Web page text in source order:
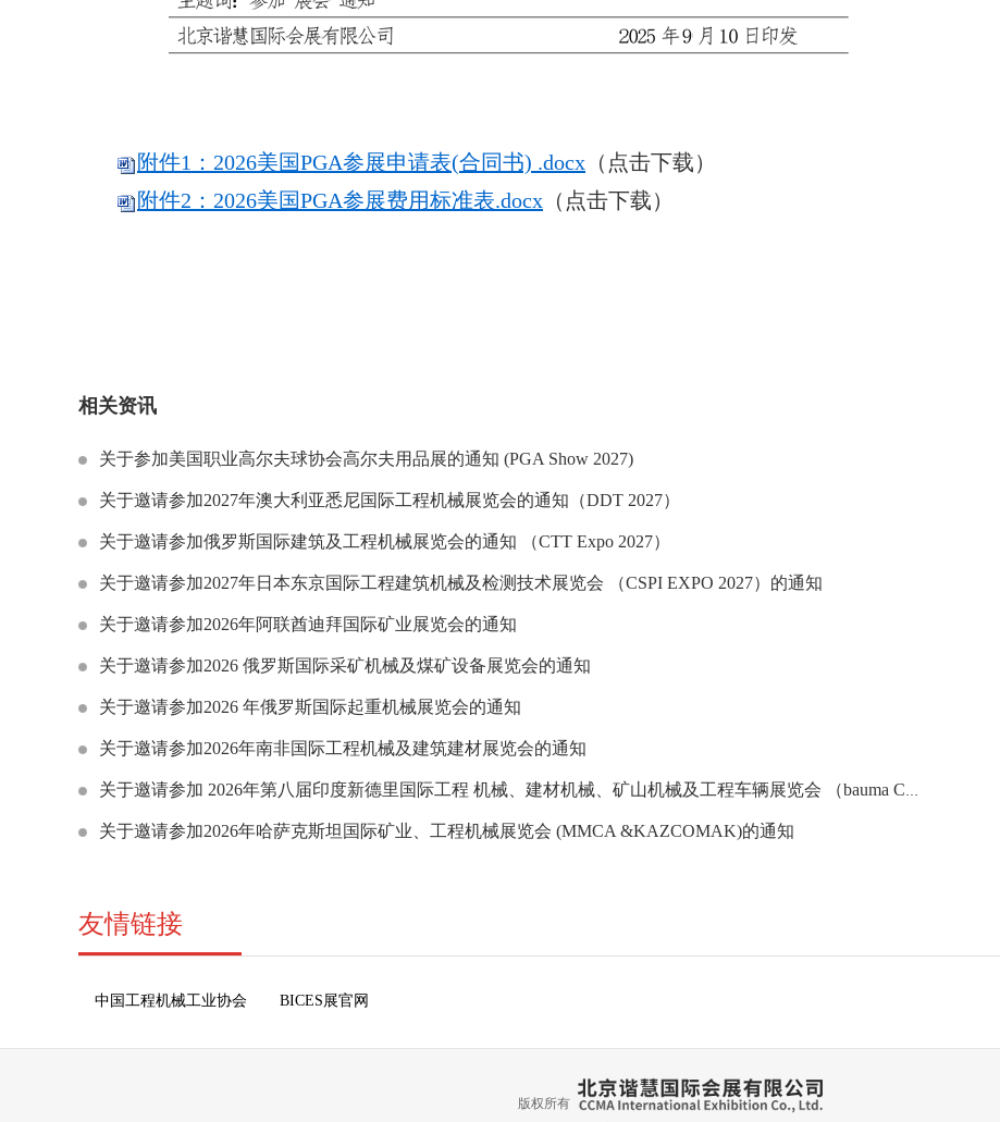
附件1：2026美国PGA参展申请表(合同书) .docx （点击下载）
附件2：2026美国PGA参展费用标准表.docx （点击下载）
相关资讯
关于参加美国职业高尔夫球协会高尔夫用品展的通知 (PGA Show 2027)
关于邀请参加2027年澳大利亚悉尼国际工程机械展览会的通知（DDT 2027）
关于邀请参加俄罗斯国际建筑及工程机械展览会的通知 （CTT Expo 2027）
关于邀请参加2027年日本东京国际工程建筑机械及检测技术展览会 （CSPI EXPO 2027）的通知
关于邀请参加2026年阿联酋迪拜国际矿业展览会的通知
关于邀请参加2026 俄罗斯国际采矿机械及煤矿设备展览会的通知
关于邀请参加2026 年俄罗斯国际起重机械展览会的通知
关于邀请参加2026年南非国际工程机械及建筑建材展览会的通知
关于邀请参加 2026年第八届印度新德里国际工程 机械、建材机械、矿山机械及工程车辆展览会 （bauma CONEXPO INDIA）的通知
关于邀请参加2026年哈萨克斯坦国际矿业、工程机械展览会 (MMCA &KAZCOMAK)的通知
友情链接
中国工程机械工业协会 BICES展官网
版权所有